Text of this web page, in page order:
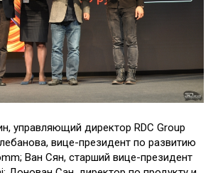
управляющий директор RDC Group
вице-президент по развитию
Ван Сян, старший вице-президент